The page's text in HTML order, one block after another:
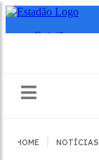
HOME NOTÍCIAS